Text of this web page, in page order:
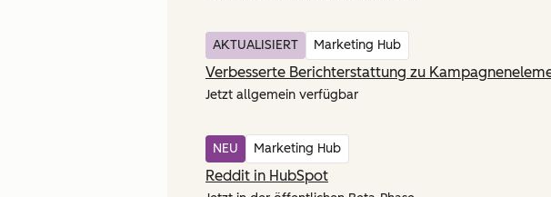
AKTUALISIERT Marketing Hub
Verbesserte Berichterstattung zu
Jetzt allgemein verfügbar
NEU Marketing Hub
Reddit in HubSpot